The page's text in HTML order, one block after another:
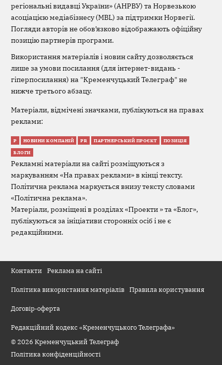
регіональні видавці України» (АНРВУ) та Норвезькою
асоціацією медіабізнесу (MBL) за підтримки Норвегії.
Погляди авторів не обов’язково відображають офіційну
позицію партнерів програми.
Використання матеріалів і новин сайту дозволяється
лише за умови посилання (для інтернет-видань -
гіперпосилання) на "Кременчуцький Телеграф" не
нижче третього абзацу.
Матеріали, відмічені значками, публікуються на правах
реклами:
Р НОВИНИ КОМПАНІЙ PR ПАРТНЕРСЬКИЙ ПРОЄКТ ПОЗИЦІЯ
БЛОГИ
Рекламні матеріали на сайті розміщуються з
маркуванням «На правах реклами» в кінці тексту.
Політична реклама маркується внизу тексту словами
«Політична реклама».
Матеріали, розміщені в розділах «Проекти » та «Блог»,
публікуються за ініціативи сторонніх осіб і не є
редакційними.
Контакти Реклама на сайті
Політика використання матеріалів Правила користування
Договір-оферта
Редакційний кодекс «Кременчуцького Телеграфа»
© 2026 Кременчуцький Телеграф
Політика конфіденційності